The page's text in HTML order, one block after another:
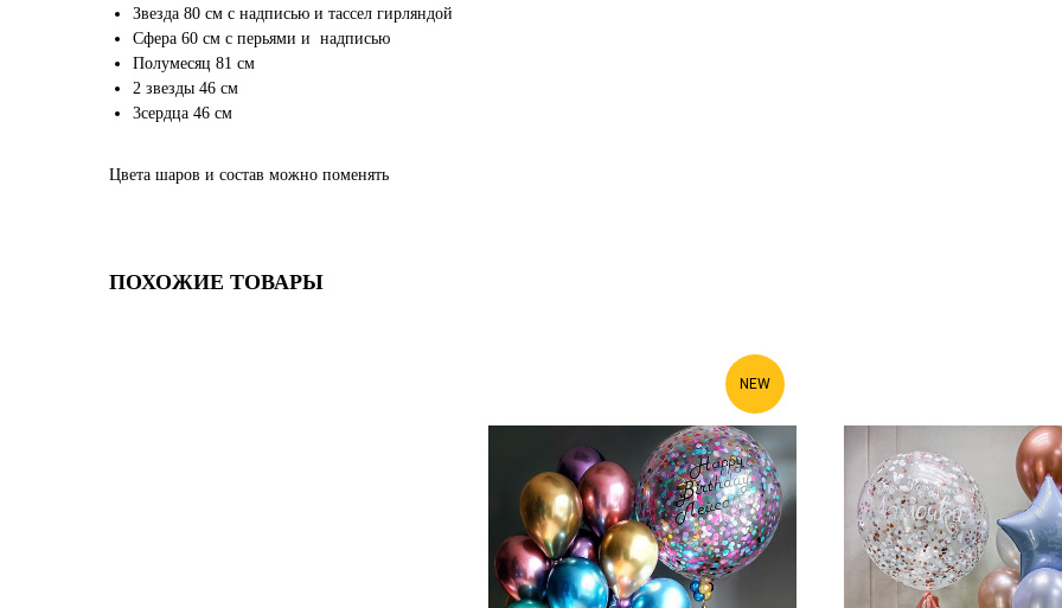
Звезда 80 см с надписью и тассел гирляндой
Сфера 60 см с перьями и надписью
Полумесяц 81 см
2 звезды 46 см
3сердца 46 см
Цвета шаров и состав можно поменять
ПОХОЖИЕ ТОВАРЫ
NEW